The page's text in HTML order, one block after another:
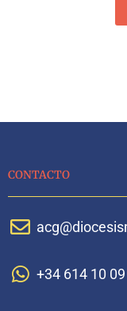
CONTACTO
+34 614 10